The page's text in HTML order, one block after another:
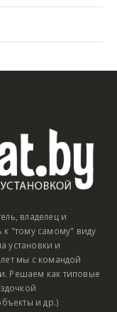
владелец и
"тому самому" виду
установки и
мы с командой
Решаем как типовые
и др.)